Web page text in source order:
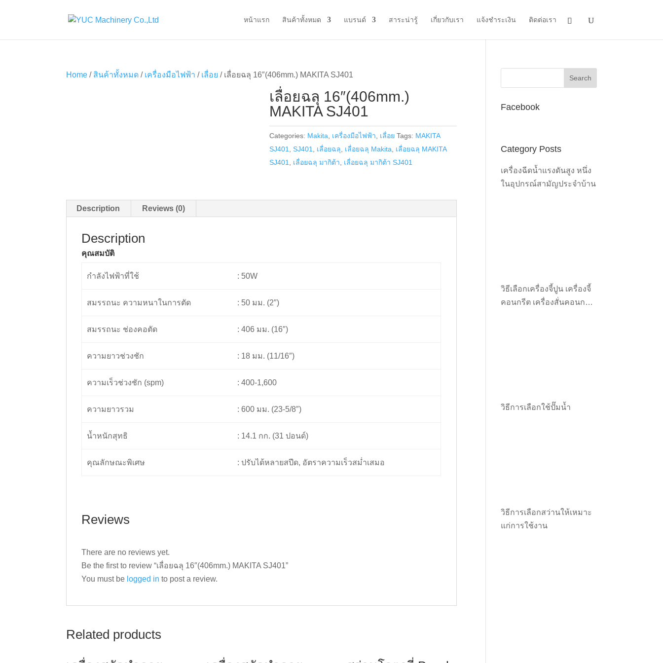
หน้าแรก สินค้าทั้งหมด แบรนด์ สาระน่ารู้ เกี่ยวกับเรา แจ้งชำระเงิน ติดต่อเรา
Home / สินค้าทั้งหมด / เครื่องมือไฟฟ้า / เลื่อย / เลื่อยฉลุ 16″(406mm.) MAKITA SJ401
เลื่อยฉลุ 16″(406mm.)
MAKITA SJ401
Categories: Makita เครื่องมือไฟฟ้า เลื่อย Tags: MAKITA
SJ401
,SJ401 เลื่อยฉลุ เลื่อยฉลุ Makita
เลื่อยฉลุ MAKITA
SJ401
เลื่อยฉลุ มากิต้า เลื่อยฉลุ มากิต้า SJ401
Description Reviews (0)
Description
คุณสมบัติ
กำลังไฟฟ้าที่ใช้ : 50W
สมรรถนะ ความหนาในการตัด : 50 มม. (2″)
สมรรถนะ ช่องคอตัด : 406 มม. (16″)
ความยาวช่วงชัก : 18 มม. (11/16″)
ความเร็วช่วงชัก (spm) : 400-1,600
ความยาวรวม : 600 มม. (23-5/8″)
น้ำหนักสุทธิ : 14.1 กก. (31 ปอนด์)
คุณลักษณะพิเศษ : ปรับได้หลายสปีด, อัตราความเร็วสม่ำเสมอ
Reviews
There are no reviews yet.
Be the first to review “เลื่อยฉลุ 16″(406mm.) MAKITA SJ401”
You must be logged in to post a review.
Related products
Facebook
Category Posts
เครื่องฉีดน้ำแรงดันสูง หนึ่ง
ในอุปกรณ์สามัญประจำบ้าน
วิธีเลือกเครื่องจี้ปูน เครื่องจี้
คอนกรีต เครื่องสั่นคอนกรีต
วิธีการเลือกใช้ปั๊มน้ำ
วิธีการเลือกสว่านให้เหมาะ
แก่การใช้งาน